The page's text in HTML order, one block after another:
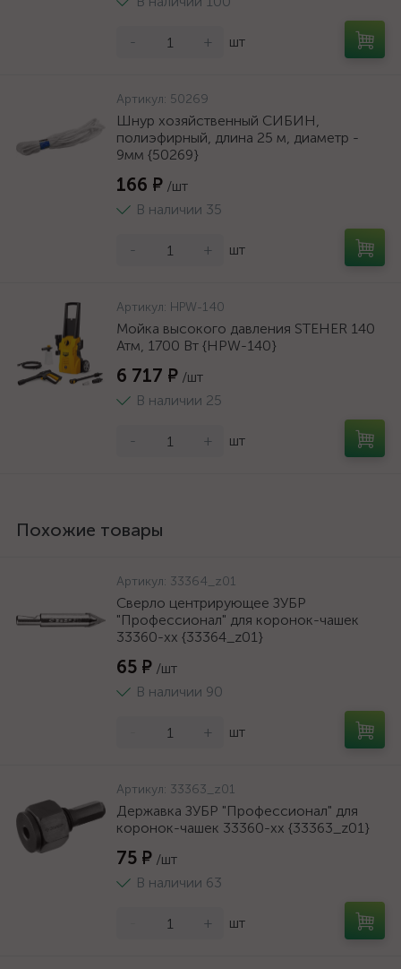
- + шт
Артикул: 50269
Шнур хозяйственный СИБИН,
полиэфирный, длина 25 м, диаметр -
9мм {50269}
166 ₽ /шт
В наличии 35
- + шт
Артикул: HPW-140
Мойка высокого давления STEHER 140
Атм, 1700 Вт {HPW-140}
6 717 ₽ /шт
В наличии 25
- + шт
Похожие товары
Артикул: 33364_z01
Сверло центрирующее ЗУБР
"Профессионал" для коронок-чашек
33360-хх {33364_z01}
65 ₽ /шт
В наличии 90
+ шт
Артикул: 33363_z01
Державка ЗУБР "Профессионал" для
коронок-чашек 33360-хх {33363_z01}
75 ₽ /шт
В наличии 63
+ шт